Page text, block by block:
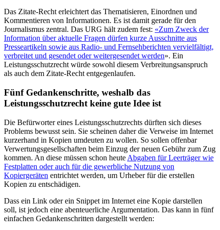
Das Zitate-Recht erleichtert das Thematisieren, Einordnen und
Kommentieren von Informationen. Es ist damit gerade für den
Journalismus zentral. Das URG hält zudem fest: «Zum Zweck der
Information über aktuelle Fragen dürfen kurze Ausschnitte aus
Presseartikeln sowie aus Radio- und Fernsehberichten vervielfältigt,
verbreitet und gesendet oder weitergesendet werden». Ein
Leistungsschutzrecht würde sowohl diesem Verbreitungsanspruch
als auch dem Zitate-Recht entgegenlaufen.
Fünf Gedankenschritte, weshalb das
Leistungsschutzrecht keine gute Idee ist
Die Befürworter eines Leistungsschutzrechts dürften sich dieses
Problems bewusst sein. Sie scheinen daher die Verweise im Internet
kurzerhand in Kopien umdeuten zu wollen. So sollen offenbar
Verwertungsgesellschaften beim Einzug der neuen Gebühr zum Zug
kommen. An diese müssen schon heute Abgaben für Leerträger wie
Festplatten oder auch für die gewerbliche Nutzung von
Kopiergeräten entrichtet werden, um Urheber für die erstellen
Kopien zu entschädigen.
Dass ein Link oder ein Snippet im Internet eine Kopie darstellen
soll, ist jedoch eine abenteuerliche Argumentation. Das kann in fünf
einfachen Gedankenschritten dargestellt werden: